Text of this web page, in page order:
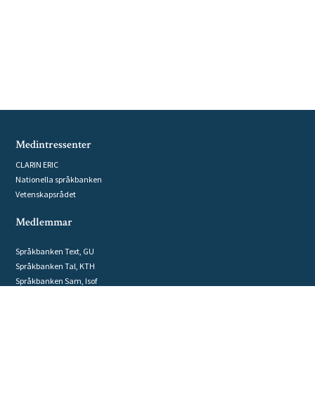
Medintressenter
CLARIN ERIC
Nationella språkbanken
Vetenskapsrådet
Medlemmar
Språkbanken Text, GU
Språkbanken Tal, KTH
Språkbanken Sam, Isof